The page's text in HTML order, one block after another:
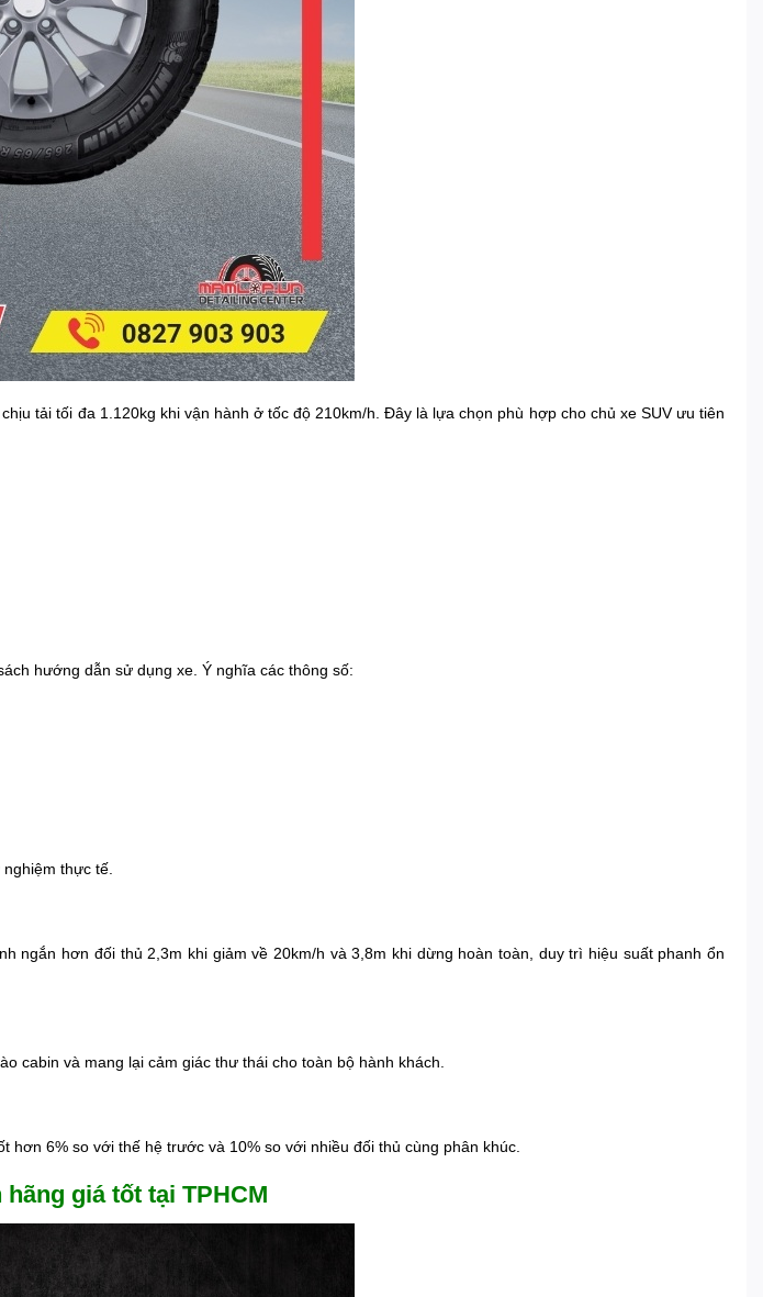
tải tối đa 1.120kg khi vận hành ở tốc độ 210km/h. Đây là lựa chọn phù hợp cho chủ xe SUV ưu tiên
hướng dẫn sử dụng xe. Ý nghĩa các thông số:
thực tế.
ngắn hơn đối thủ 2,3m khi giảm về 20km/h và 3,8m khi dừng hoàn toàn, duy trì hiệu suất phanh ổn
cabin và mang lại cảm giác thư thái cho toàn bộ hành khách.
6% so với thế hệ trước và 10% so với nhiều đối thủ cùng phân khúc.
giá tốt tại TPHCM